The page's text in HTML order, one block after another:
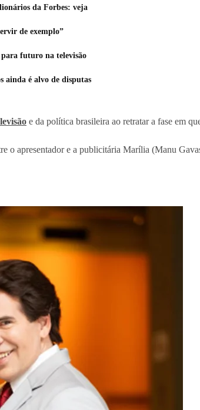
da Forbes: veja
de exemplo”
futuro na televisão
ainda é alvo de disputas
e da política brasileira ao retratar a fase em
o apresentador e a publicitária Marília (Manu